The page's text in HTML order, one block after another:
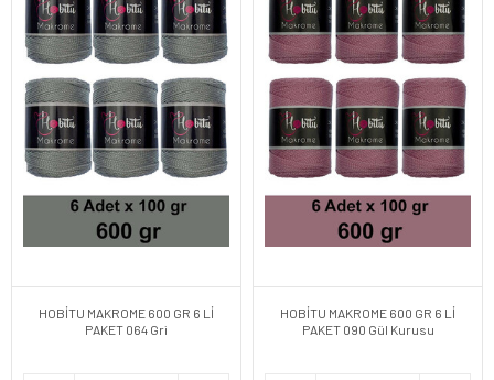
HOBİTU MAKROME 600 GR 6 Lİ
PAKET 064 Gri
HOBİTU MAKROME 600 GR 6 Lİ
PAKET 090 Gül Kurusu